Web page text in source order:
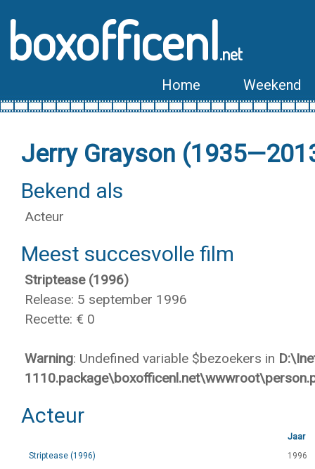
boxofficenl.net
Home Weekend
Jerry Grayson
Bekend als
Acteur
Meest succesvolle film
Striptease (1996)
Release: 5 september 1996
Recette: € 0
Warning: Undefined variable $bezoekers in
Acteur
Jaar
Striptease (1996)
1996